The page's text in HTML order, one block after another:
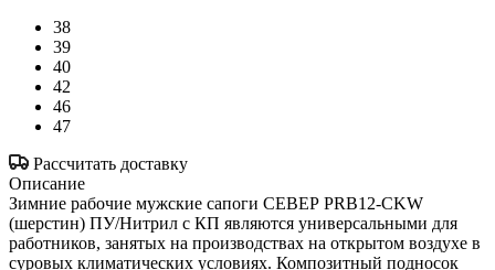
38
39
40
42
46
47
Рассчитать доставку
Описание
Зимние рабочие мужские сапоги СЕВЕР PRB12-CKW
(шерстин) ПУ/Нитрил с КП являются универсальными для
работников, занятых на производствах на открытом воздухе в
суровых климатических условиях. Композитный подносок